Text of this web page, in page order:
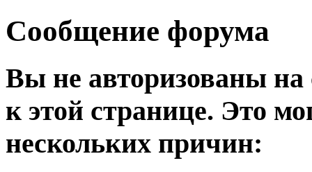
Сообщение форума
Вы не авторизованы на
к этой странице. Это
нескольких причин: